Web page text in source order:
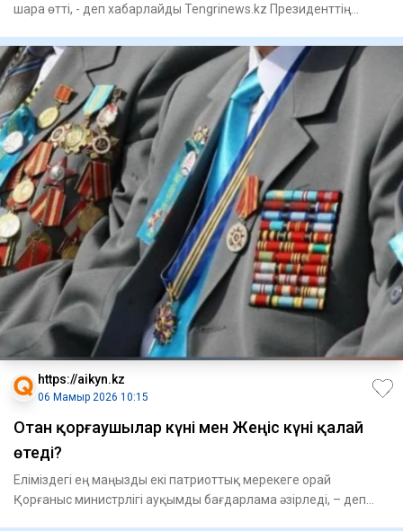
шара өтті, - деп хабарлайды Tengrinews.kz Президенттің
https://aikyn.kz
06 Мамыр 2026 10:15
Отан қорғаушылар күні мен Жеңіс күні қалай
өтеді?
Еліміздегі ең маңызды екі патриоттық мерекеге орай
Қорғаныс министрлігі ауқымды бағдарлама әзірледі, – деп